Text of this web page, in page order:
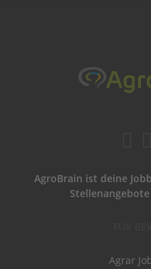
AgroBrain ist deine
Agrar